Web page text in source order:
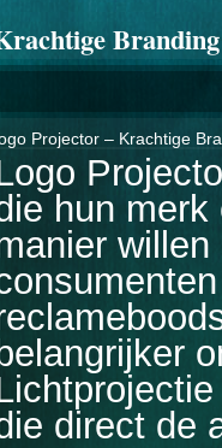
Projector – Krachtige
hun
direct de